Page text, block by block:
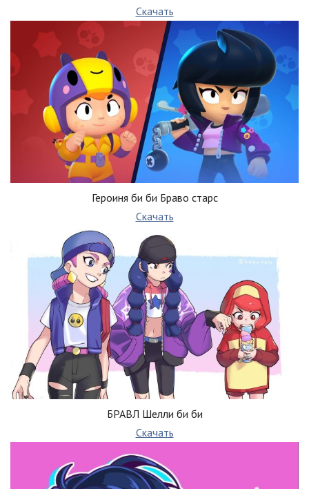
Скачать
Героиня би би Браво старс
Скачать
БРАВЛ Шелли би би
Скачать